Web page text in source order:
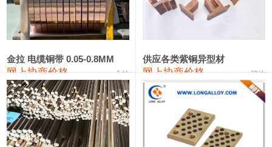
R410A专用紫铜管 113,700—113,700
铸造铝合金锭(A380） 26,300—26,500 26,400 100
铝合金ADC12 24,200—24,400 100
铸造铝合金锭(ZL102) 24,300—24,500 24,400
金拉 电缆铜带 0.05-0.8MM
网上协商价格 金拉
供应各类紫铜异型材
网上协商价格 骏达